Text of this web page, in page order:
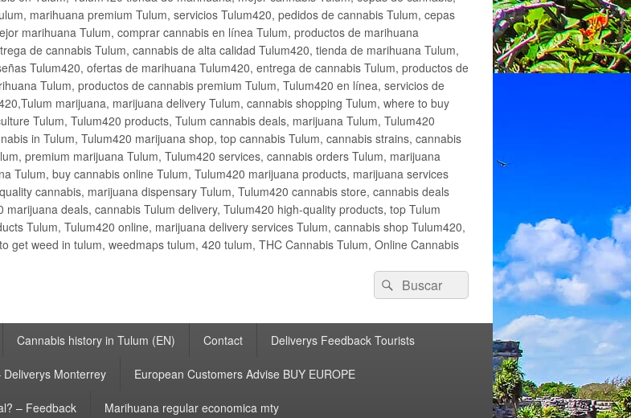
marihuana premium Tulum, servicios Tulum420, pedidos de cannabis Tulum, cepas
marihuana Tulum, comprar cannabis en línea Tulum, productos de marihuana
de cannabis Tulum, cannabis de alta calidad Tulum420, tienda de marihuana Tulum,
Tulum420, ofertas de marihuana Tulum420, entrega de cannabis Tulum, productos de
Tulum, productos de cannabis premium Tulum, Tulum420 en línea, servicios de
marijuana, marijuana delivery Tulum, cannabis shopping Tulum, where to buy
Tulum, Tulum420 products, Tulum cannabis deals, marijuana Tulum, Tulum420
in Tulum, Tulum420 marijuana shop, top cannabis Tulum, cannabis strains, cannabis
premium marijuana Tulum, Tulum420 services, cannabis orders Tulum, marijuana
Tulum, buy cannabis online Tulum, Tulum420 marijuana products, marijuana services
cannabis, marijuana dispensary Tulum, Tulum420 cannabis store, cannabis deals
deals, cannabis Tulum delivery, Tulum420 high-quality products, top Tulum
Tulum, Tulum420 online, marijuana delivery services Tulum, cannabis shop Tulum420,
get weed in tulum, weedmaps tulum, 420 tulum, THC Cannabis Tulum, Online Cannabis
Buscar
por:
Buscar
Cannabis history in Tulum (EN) Contact Deliverys Feedback Tourists
Monterrey European Customers Advise BUY EUROPE
– Feedback Marihuana regular economica mty